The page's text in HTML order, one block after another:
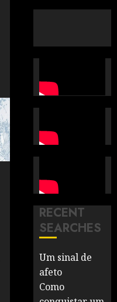
RECENT
SEARCHES
Um sinal de
afeto
Como